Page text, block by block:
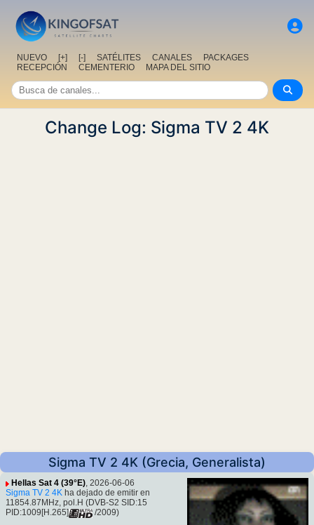
NUEVO [+] [-] SATÉLITES CANALES
PACKAGES
RECEPCIÓN
CEMENTERIO MAPA DEL SITIO
Change Log: Sigma TV 2 4K
Sigma TV 2 4K (Grecia, Generalista)
Hellas Sat 4 (39°E), 2026-06-06
Sigma TV 2 4K ha dejado de emitir en
11854.87MHz, pol.H (DVB-S2 SID:15
PID:1009[H.265]
/2009)